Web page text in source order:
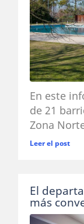
En este
de 21
Zona
Leer el post
El
más